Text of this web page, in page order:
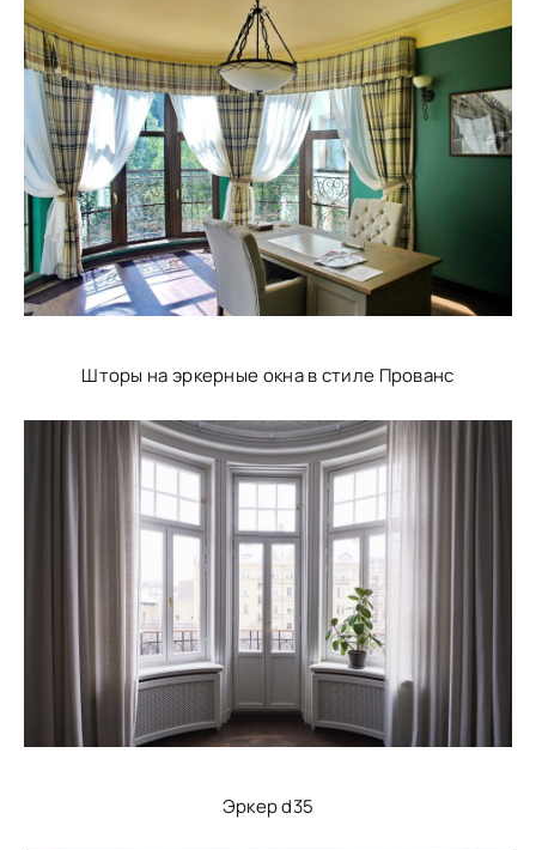
Шторы на эркерные окна в стиле Прованс
Эркер d35